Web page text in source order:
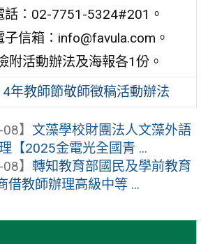
話：02-7751-5324#201。
子信箱：info@favula.com。
附活動辦法及海報各1份。
年教師節敬師徵稿活動辦法
】 文藻學校財團法人文藻外語
【2025金電光全國青 ...
】 轉知教育部國民及學前教育
借教師辦理高級中等 ...